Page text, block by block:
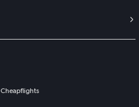
Cheapflights